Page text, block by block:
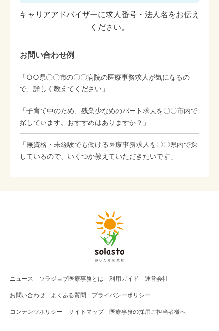
キャリアアドバイザーに求人番号・法人名をお伝え
ください。
お問い合わせ例
「○○県〇〇市の〇〇病院の医療事務求人が気になるの
で、詳しく教えてください」
「子育て中のため、残業少なめのパート求人を〇〇市内で
探しています。おすすめはありますか？」
「無資格・未経験でも働ける医療事務求人を〇〇県内で探
しているので、いくつか教えていただきたいです」
ニュース ソラジョブ医療事務 とは 利用ガイド 運営会社
お問い合わせ よくある質問 プライバシーポリシー
コンテンツポリシー サイトマップ 医療事務の採用ご担当者様へ